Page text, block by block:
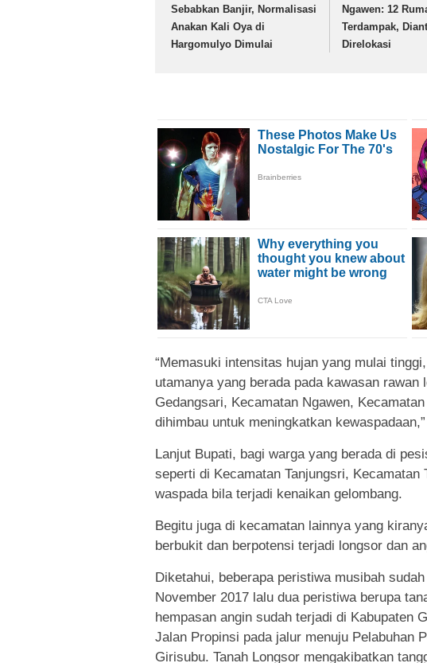
Sebabkan Banjir, Normalisasi
Anakan Kali Oya di
Hargomulyo Dimulai
Ngawen: 12
Terdampak,
Direlokasi
“Memasuki intensitas hujan yang mulai
utamanya yang berada pada kawasan
Gedangsari, Kecamatan Ngawen,
dihimbau untuk meningkatkan
Lanjut Bupati, bagi warga yang berada di
seperti di Kecamatan Tanjungsri,
waspada bila terjadi kenaikan gelombang.
Begitu juga di kecamatan lainnya yang
berbukit dan berpotensi terjadi longsor dan
Diketahui, beberapa peristiwa musibah
November 2017 lalu dua peristiwa berupa
hempasan angin sudah terjadi di Kabupaten
Jalan Propinsi pada jalur menuju Pelabuhan
Girisubu. Tanah Longsor mengakibatkan